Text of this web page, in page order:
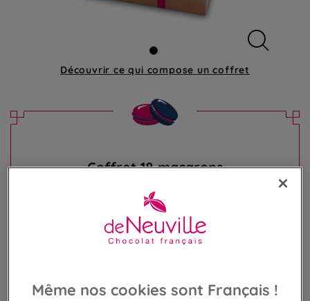
Découvrir ce qui compose un coffret
Coffret 18 macarons
33,50 €
Poids 250g (134,00 €/kg)
Même nos cookies sont Français !